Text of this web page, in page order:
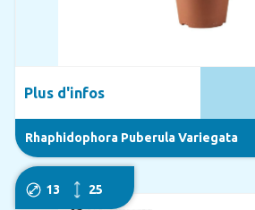
Rhaphidophora Puberula Variegata
Plus d'infos
13 25